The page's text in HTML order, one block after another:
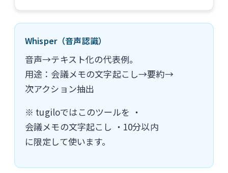
Whisper（音声認識）
音声→テキスト化の代表例。
用途：会議メモの文字起こし→要約→
次アクション抽出
※ tugiloではこのツールを ・
会議メモの文字起こし ・10分以内
に限定して使います。